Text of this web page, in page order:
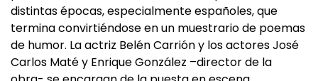
termina convirtiéndose en un muestrario de poemas
de humor. La actriz Belén Carrión y los actores José
Carlos Maté y Enrique González –director de la
obra- se encargan de la puesta en escena.